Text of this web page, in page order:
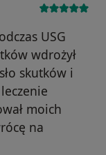
USG
wdrożył
skutków i
moich
na